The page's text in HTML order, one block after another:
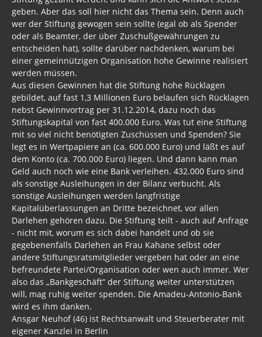
geben. Aber das soll hier nicht das Thema sein. Denn auch
wer der Stiftung gewogen sein sollte (egal ob als Spender
oder als Beamter, der über Zuschußgewährungen zu
entscheiden hat), sollte darüber nachdenken, warum bei
einer gemeinnützigen Organisation hohe Gewinne realisiert
werden müssen.
Aus diesen Gewinnen hat die Stiftung hohe Rücklagen
gebildet, auf fast 1,3 Millionen Euro belaufen sich Rücklagen
nebst Gewinnvortrag per 31.12.2014, dazu noch das
Stiftungskapital von fast 400.000 Euro. Was tut eine Stiftung
mit so viel nicht benötigten Zuschüssen und Spenden? Sie
legt es in Wertpapiere an (ca. 600.000 Euro) und läßt es auf
dem Konto (ca. 700.000 Euro) liegen. Und dann kann man
Geld auch noch wie eine Bank verleihen. 432.000 Euro sind
als sonstige Ausleihungen in der Bilanz verbucht. Als
sonstige Ausleihungen werden langfristige
Kapitalüberlassungen an Dritte bezeichnet, vor allen
Darlehen gehören dazu. Die Stiftung teilt - auch auf Anfrage
- nicht mit, worum es sich dabei handelt und ob sie
gegebenenfalls Darlehen an Frau Kahane selbst oder
andere Stiftungsratsmitglieder vergeben hat oder an eine
befreundete Partei/Organisation oder wen auch immer. Wer
also das „Bankgeschäft“ der Stiftung weiter unterstützen
will, mag ruhig weiter spenden. Die Amadeu-Antonio-Bank
wird es ihm danken.
Ansgar Neuhof (46) ist Rechtsanwalt und Steuerberater mit
eigener Kanzlei in Berlin